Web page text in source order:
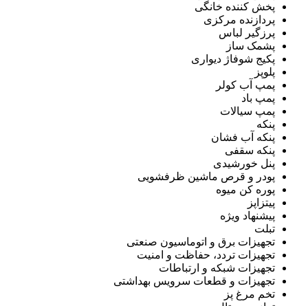
پخش کننده خانگی
پردازنده مرکزی
پرزگیر لباس
پشمک ساز
پکیج شوفاژ دیواری
پلوپز
پمپ آب کولر
پمپ باد
پمپ سیالات
پنکه
پنکه آب فشان
پنکه سقفی
پنل خورشیدی
پودر و قرص ماشین ظرفشویی
پوره کن میوه
پیتزاپز
پیشنهاد ویژه
تبلت
تجهیزات برق و اتوماسیون صنعتی
تجهیزات تردد، حفاظت و امنیت
تجهیزات شبکه و ارتباطات
تجهیزات و قطعات سرویس بهداشتی
تخم مرغ پز